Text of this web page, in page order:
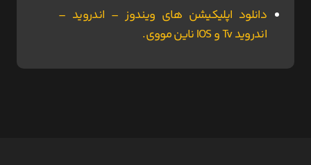
دانلود اپلیکیشن های ویندوز – اندروید –
اندروید Tv و IOS ناین مووی.